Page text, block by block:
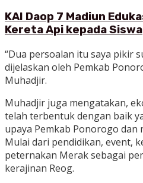
KAI Daop 7 Madiun
Kereta Api kepada Siswa
“Dua persoalan itu saya pikir
dijelaskan oleh Pemkab
Muhadjir.
Muhadjir juga mengatakan,
telah terbentuk dengan baik
upaya Pemkab Ponorogo dan
Mulai dari pendidikan, event,
peternakan Merak sebagai
kerajinan Reog.